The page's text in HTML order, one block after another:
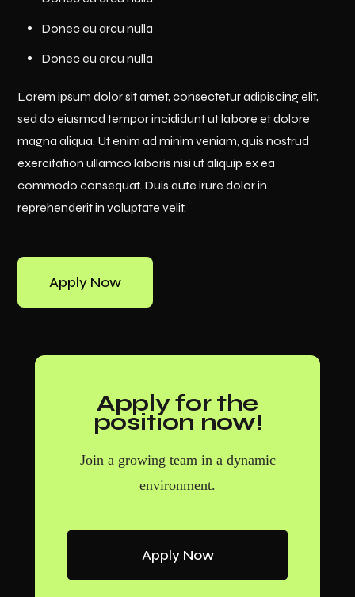
Donec eu arcu nulla
Donec eu arcu nulla
Lorem ipsum dolor sit amet, consectetur adipiscing elit,
sed do eiusmod tempor incididunt ut labore et dolore
magna aliqua. Ut enim ad minim veniam, quis nostrud
exercitation ullamco laboris nisi ut aliquip ex ea
commodo consequat. Duis aute irure dolor in
reprehenderit in voluptate velit.
Apply Now
Apply for the
position now!
Join a growing team in a dynamic
environment.
Apply Now